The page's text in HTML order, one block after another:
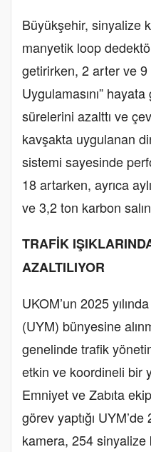
Büyükşehir, sinyalize
manyetik loop
getirirken, 2 arter ve
Uygulamasını”
sürelerini azalttı ve
kavşakta uygulanan
sistemi sayesinde
18 artarken, ayrıca
ve 3,2 ton karbon
TRAFİK
AZALTILIYOR
UKOM’un 2025
(UYM) bünyesine
genelinde trafik
etkin ve koordineli bir
Emniyet ve Zabıta
görev yaptığı
kamera, 254